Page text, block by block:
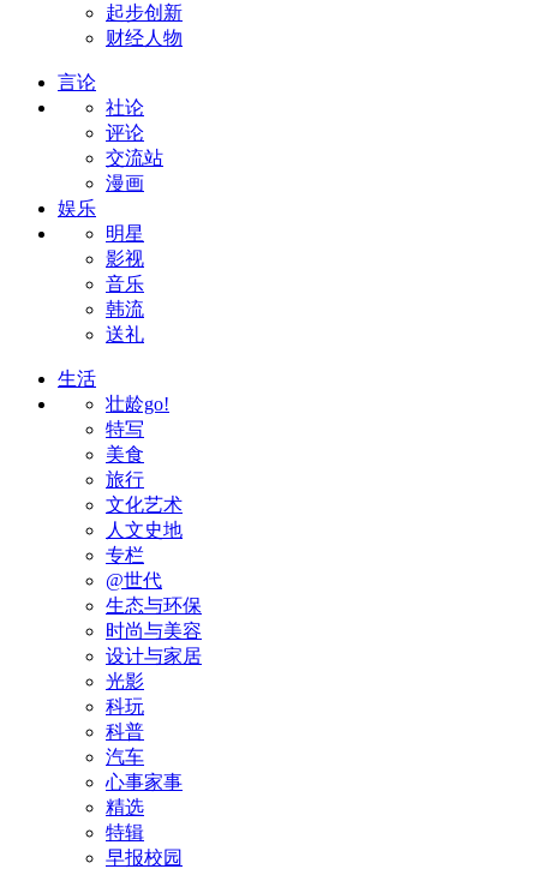
起步创新
财经人物
言论
社论
评论
交流站
漫画
娱乐
明星
影视
音乐
韩流
送礼
生活
壮龄go!
特写
美食
旅行
文化艺术
人文史地
专栏
@世代
生态与环保
时尚与美容
设计与家居
光影
科玩
科普
汽车
心事家事
精选
特辑
早报校园